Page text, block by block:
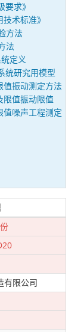
求》
术标准》
方法
法
定义
统研究用模型
值振动测定方法
限值振动限值
噪声工程测定
有限公司